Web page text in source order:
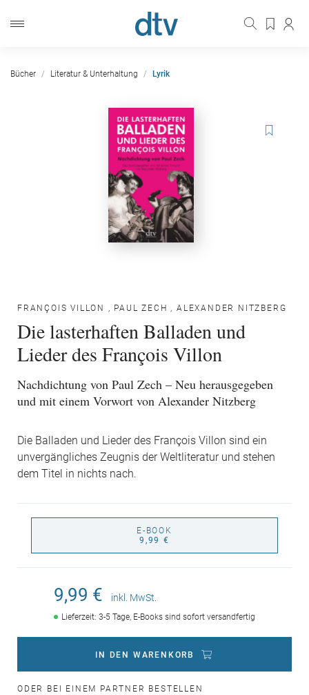
Bücher Literatur & Unterhaltung Lyrik
FRANÇOIS VILLON , PAUL ZECH ,ALEXANDER NITZBERG
Die lasterhaften Balladen und
Lieder des François Villon
Nachdichtung von Paul Zech – Neu herausgegeben
und mit einem Vorwort von Alexander Nitzberg
Die Balladen und Lieder des François Villon sind ein
unvergängliches Zeugnis der Weltliteratur und stehen
dem Titel in nichts nach.
E-BOOK
9,99 €
9,99 € inkl. MwSt.
Lieferzeit: 3-5 Tage, E-Books sind sofort versandfertig
IN DEN WARENKORB
ODER BEI EINEM PARTNER BESTELLEN